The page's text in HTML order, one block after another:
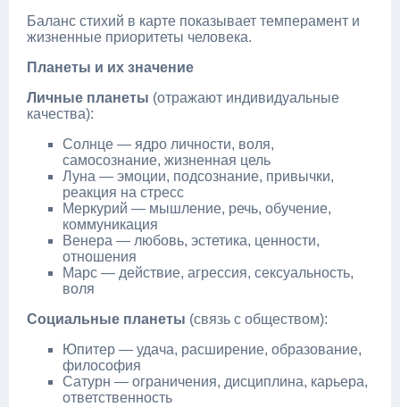
Баланс стихий в карте показывает темперамент и
жизненные приоритеты человека.
Планеты и их значение
Личные планеты (отражают индивидуальные
качества):
Солнце — ядро личности, воля,
самосознание, жизненная цель
Луна — эмоции, подсознание, привычки,
реакция на стресс
Меркурий — мышление, речь, обучение,
коммуникация
Венера — любовь, эстетика, ценности,
отношения
Марс — действие, агрессия, сексуальность,
воля
Социальные планеты (связь с обществом):
Юпитер — удача, расширение, образование,
философия
Сатурн — ограничения, дисциплина, карьера,
ответственность